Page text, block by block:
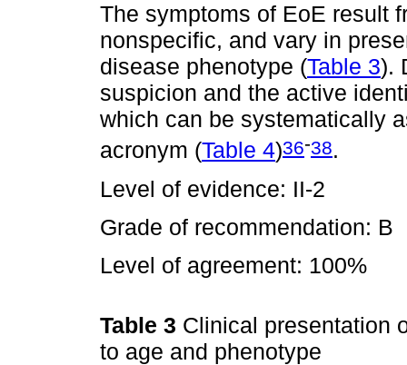
The symptoms of EoE result
nonspecific, and vary in
disease phenotype (Table 3).
suspicion and the active
which can be systematically
acronym (Table 4)36-38.
Level of evidence: II-2
Grade of recommendation: B
Level of agreement: 100%
Table 3 Clinical presentation
to age and phenotype